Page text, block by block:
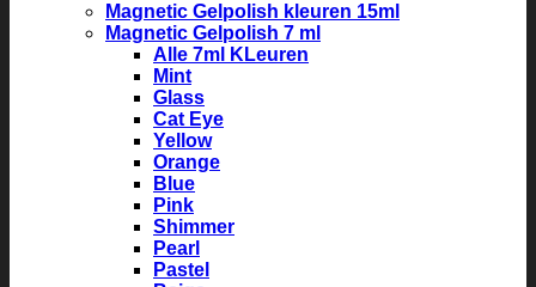
Magnetic Gelpolish kleuren 15ml
Magnetic Gelpolish 7 ml
Alle 7ml KLeuren
Mint
Glass
Cat Eye
Yellow
Orange
Blue
Pink
Shimmer
Pearl
Pastel